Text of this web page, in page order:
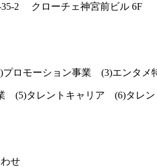
35-2 クローチェ神宮前ビル 6F
ロモーション事業 (3)エンタメ
(5)タレントキャリア (6)タレン
せ